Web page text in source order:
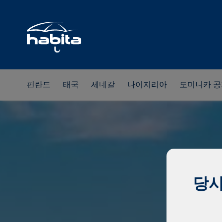
핀란드 태국 세네갈 나이지리아 도미니카
당